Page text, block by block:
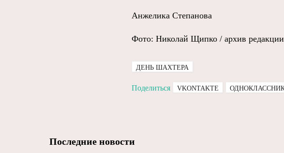
Анжелика Степанова
Фото: Николай Щипко / архив редакции
ДЕНЬ ШАХТЕРА
Поделиться VKONTAKTE
Последние новости